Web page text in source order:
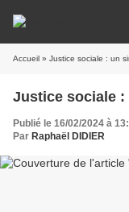
Accueil » Justice sociale : un
Justice sociale
Publié le 16/02/2024 à
Par Raphaël DIDIER